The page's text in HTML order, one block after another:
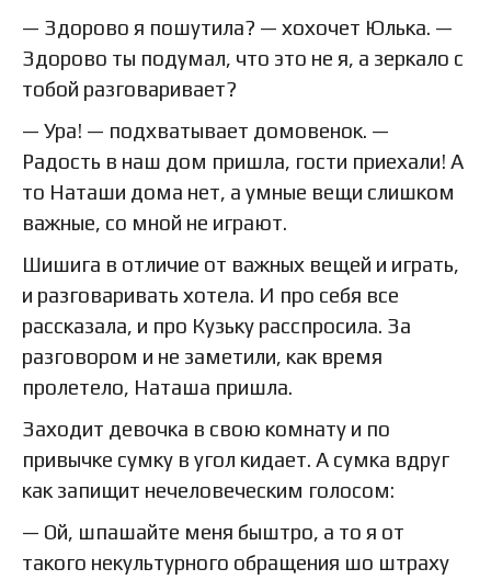
— Здорово я пошутила? — хохочет Юлька. —
Здорово ты подумал, что это не я, а зеркало с
тобой разговаривает?
— Ура! — подхватывает домовенок. —
Радость в наш дом пришла, гости приехали! А
то Наташи дома нет, а умные вещи слишком
важные, со мной не играют.
Шишига в отличие от важных вещей и играть,
и разговаривать хотела. И про себя все
рассказала, и про Кузьку расспросила. За
разговором и не заметили, как время
пролетело, Наташа пришла.
Заходит девочка в свою комнату и по
привычке сумку в угол кидает. А сумка вдруг
как запищит нечеловеческим голосом:
— Ой, шпашайте меня быштро, а то я от
такого некультурного обращения шо штраху